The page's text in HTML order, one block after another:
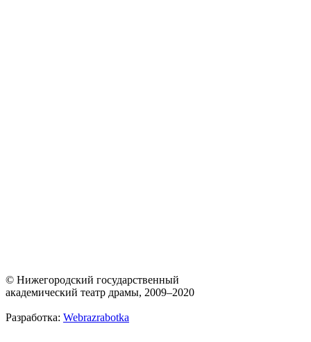
© Нижегородский государственный
академический театр драмы, 2009–2020
Разработка: Webrazrabotka